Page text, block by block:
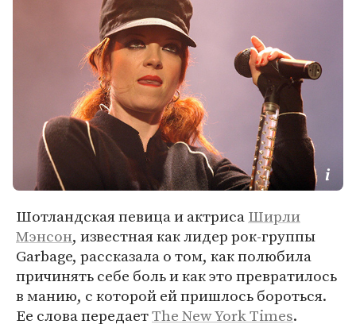
Шотландская певица и актрисаШирли
Мэнсон, известная как лидер рок-группы
Garbage, рассказала о том, как полюбила
причинять себе боль и как это превратилось
в манию, с которой ей пришлось бороться.
Ее слова передаетThe New York Times.